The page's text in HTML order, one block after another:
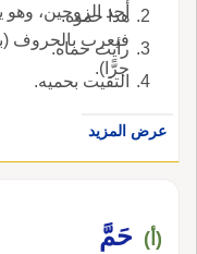
أحد الزوجين، وهو
فيعرب بالحروف
جرًّا).
هذا حموه.
رأيت حماه.
التقيت بحميه.
عرض المزيد
(أ) حَمَّ